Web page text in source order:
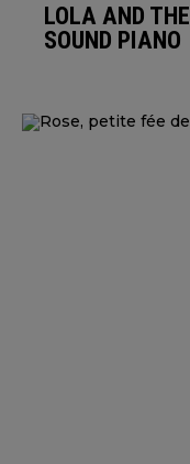
LOLA AND THE
SOUND PIANO